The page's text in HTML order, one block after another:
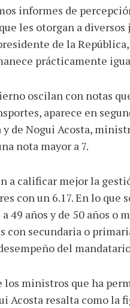
informes de
les otorgan a
de la
prácticamente
oscilan con notas
aparece en
y de Nogui Acosta,
nota mayor a 7.
a calificar mejor la
con un 6.17. En lo
49 años y de 50 años o
con secundaria o
del
los ministros que ha
Acosta resalta como la